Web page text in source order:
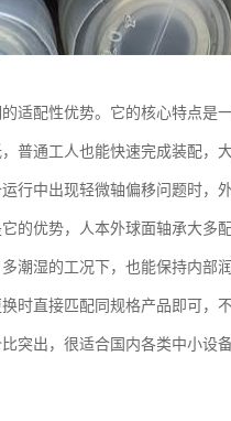
适配性优势。它的核心特点是
普通工人也能快速完成装配，
行中出现轻微轴偏移问题时，
的优势，人本外球面轴承大多
潮湿的工况下，也能保持内部
时直接匹配同规格产品即可，
突出，很适合国内各类中小设